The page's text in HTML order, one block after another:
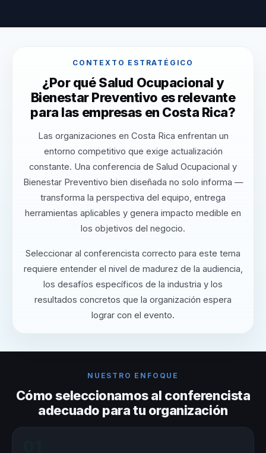
CONTEXTO ESTRATÉGICO
¿Por qué Salud Ocupacional y
Bienestar Preventivo es relevante
para las empresas en Costa Rica?
Las organizaciones en Costa Rica enfrentan un
entorno competitivo que exige actualización
constante. Una conferencia de Salud Ocupacional y
Bienestar Preventivo bien diseñada no solo informa —
transforma la perspectiva del equipo, entrega
herramientas aplicables y genera impacto medible en
los objetivos del negocio.
Seleccionar al conferencista correcto para este tema
requiere entender el nivel de madurez de la audiencia,
los desafíos específicos de la industria y los
resultados concretos que la organización espera
lograr con el evento.
NUESTRO ENFOQUE
Cómo seleccionamos al conferencista
adecuado para tu organización